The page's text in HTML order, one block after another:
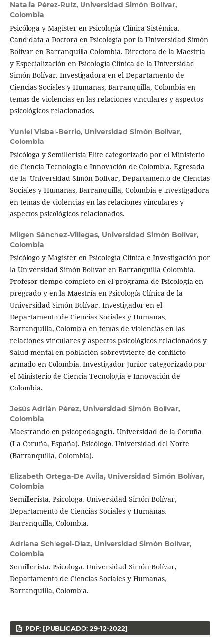
Natalia Pérez-Ruíz, Universidad Simón Bolívar,
Colombia
Psicóloga y Magister en Psicología Clínica Sistémica.
Candidata a Doctora en Psicología por la Universidad Simón
Bolívar en Barranquilla Colombia. Directora de la Maestría
y Especialización en Psicología Clínica de la Universidad
Simón Bolívar. Investigadora en el Departamento de
Ciencias Sociales y Humanas, Barranquilla, Colombia en
temas de violencias en las relaciones vinculares y aspectos
psicológicos relacionados.
Yuniel Visbal-Berrio, Universidad Simón Bolívar,
Colombia
Psicóloga y Semillerista Elite categorizado por el Ministerio
de Ciencia Tecnología e Innovación de Colombia. Egresada
de la Universidad Simón Bolívar, Departamento de Ciencias
Sociales y Humanas, Barranquilla, Colombia e investigadora
en temas de violencias en las relaciones vinculares y
aspectos psicológicos relacionados.
Milgen Sánchez-Villegas, Universidad Simón Bolívar,
Colombia
Psicólogo y Magister en Psicología Clínica e Investigación por
la Universidad Simón Bolívar en Barranquilla Colombia.
Profesor tiempo completo en el programa de Psicología en
pregrado y en la Maestría en Psicología Clínica de la
Universidad Simón Bolívar. Investigador en el
Departamento de Ciencias Sociales y Humanas,
Barranquilla, Colombia en temas de violencias en las
relaciones vinculares y aspectos psicológicos relacionados y
Salud mental en población sobreviviente de conflicto
armado en Colombia. Investigador Junior categorizado por
el Ministerio de Ciencia Tecnología e Innovación de
Colombia.
Jesús Adrián Pérez, Universidad Simón Bolívar,
Colombia
Maestrando en psicopedagogía. Universidad de la Coruña
(La Coruña, España). Psicólogo. Universidad del Norte
(Barranquilla, Colombia).
Elizabeth Ortega-De Avila, Universidad Simón Bolívar,
Colombia
Semillerista. Psicologa. Universidad Simón Bolívar,
Departamento de Ciencias Sociales y Humanas,
Barranquilla, Colombia.
Adriana Schlegel-Díaz, Universidad Simón Bolívar,
Colombia
Semillerista. Psicologa. Universidad Simón Bolívar,
Departamento de Ciencias Sociales y Humanas,
Barranquilla, Colombia.
PDF: [PUBLICADO: 29-12-2022]